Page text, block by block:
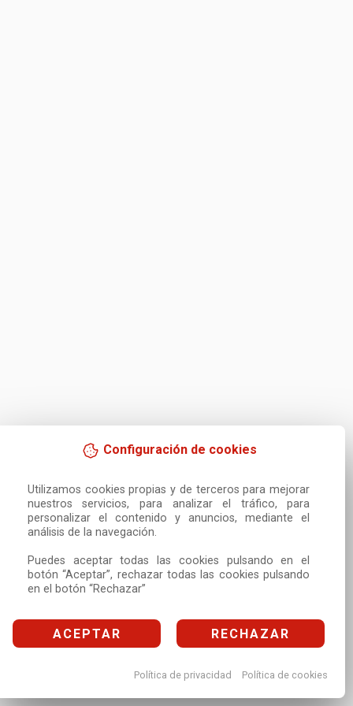
Configuración de cookies
Utilizamos cookies propias y de terceros para mejorar
nuestros servicios, para analizar el tráfico, para
personalizar el contenido y anuncios, mediante el
análisis de la navegación.
Puedes aceptar todas las cookies pulsando en el
botón “Aceptar”, rechazar todas las cookies pulsando
en el botón “Rechazar”
ACEPTAR RECHAZAR
Política de privacidad Política de cookies